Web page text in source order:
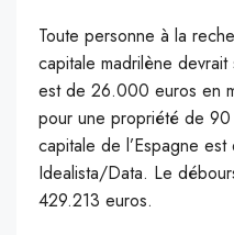
Toute personne à la
capitale madrilène
est de 26.000 euros en
pour une propriété de
capitale de l’Espagne
Idealista/Data. Le
429.213 euros.